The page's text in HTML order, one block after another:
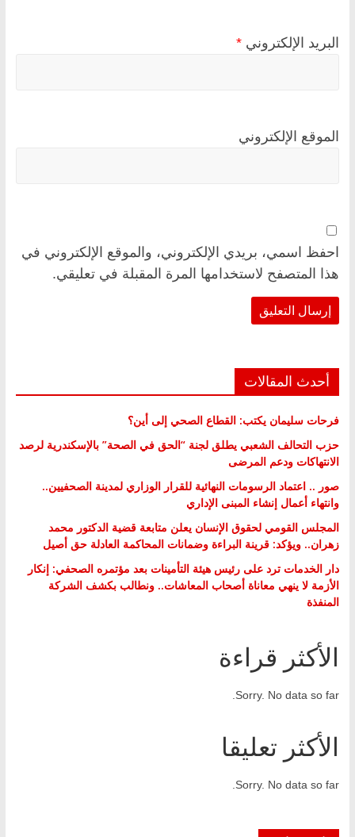
البريد الإلكتروني *
الموقع الإلكتروني
احفظ اسمي، بريدي الإلكتروني، والموقع الإلكتروني في
هذا المتصفح لاستخدامها المرة المقبلة في تعليقي.
أحدث المقالات
فرحات سليمان يكتب: القطاع الصحي إلى أين؟
حزب التحالف الشعبي يطلق لجنة “الحق في الصحة” بالإسكندرية لرصد
الانتهاكات ودعم المرضى
صور .. اعتماد الرسومات النهائية للقرار الوزاري لمدينة الصحفيين..
وانتهاء أعمال إنشاء المبنى الإداري
المجلس القومي لحقوق الإنسان يعلن متابعة قضية الدكتور محمد
زهران.. ويؤكد: قرينة البراءة وضمانات المحاكمة العادلة حق أصيل
دار الخدمات ترد على رئيس هيئة التأمينات بعد مؤتمره الصحفي: إنكار
الأزمة لا ينهي معاناة أصحاب المعاشات.. ونطالب بكشف الشركة
المنفذة
الأكثر قراءة
Sorry. No data so far.
الأكثر تعليقا
Sorry. No data so far.